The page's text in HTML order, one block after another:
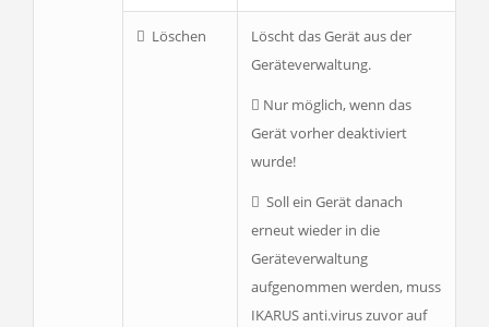
Löschen
Löscht das Gerät aus der
Geräteverwaltung.
Nur möglich, wenn das
Gerät vorher deaktiviert
wurde!
Soll ein Gerät danach
erneut wieder in die
Geräteverwaltung
aufgenommen werden, muss
IKARUS anti.virus zuvor auf